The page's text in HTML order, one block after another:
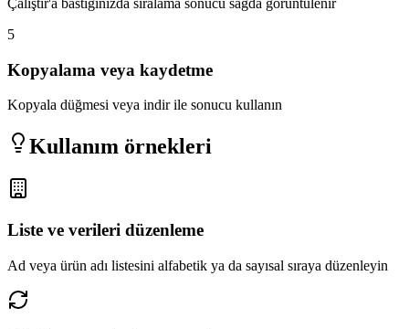
Çalıştır'a bastığınızda sıralama sonucu sağda görüntülenir
5
Kopyalama veya kaydetme
Kopyala düğmesi veya indir ile sonucu kullanın
Kullanım örnekleri
Liste ve verileri düzenleme
Ad veya ürün adı listesini alfabetik ya da sayısal sıraya düzenleyin